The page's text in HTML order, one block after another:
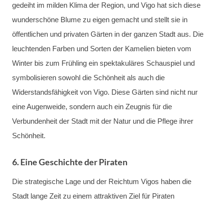
gedeiht im milden Klima der Region, und Vigo hat sich diese
wunderschöne Blume zu eigen gemacht und stellt sie in
öffentlichen und privaten Gärten in der ganzen Stadt aus. Die
leuchtenden Farben und Sorten der Kamelien bieten vom
Winter bis zum Frühling ein spektakuläres Schauspiel und
symbolisieren sowohl die Schönheit als auch die
Widerstandsfähigkeit von Vigo. Diese Gärten sind nicht nur
eine Augenweide, sondern auch ein Zeugnis für die
Verbundenheit der Stadt mit der Natur und die Pflege ihrer
Schönheit.
6.Eine Geschichte der Piraten
Die strategische Lage und der Reichtum Vigos haben die
Stadt lange Zeit zu einem attraktiven Ziel für Piraten